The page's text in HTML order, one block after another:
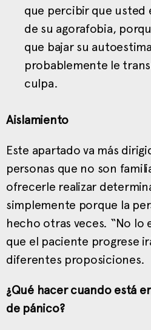
que percibir que usted
de su agorafobia,
que bajar su
probablemente le
culpa.
Aislamiento
Este apartado va más
personas que no son
ofrecerle realizar
simplemente porque la
hecho otras veces. “No lo
que el paciente progrese
diferentes proposiciones.
¿Qué hacer cuando está
de pánico?